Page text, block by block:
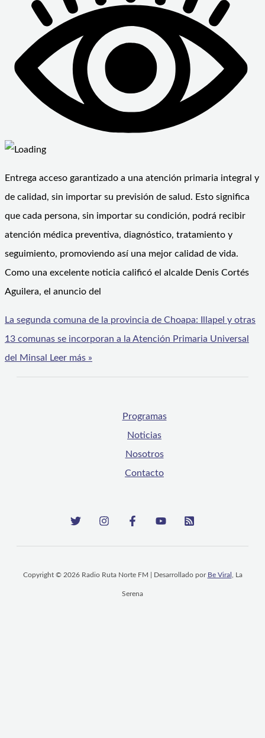
Entrega acceso garantizado a una atención primaria integral y
de calidad, sin importar su previsión de salud. Esto significa
que cada persona, sin importar su condición, podrá recibir
atención médica preventiva, diagnóstico, tratamiento y
seguimiento, promoviendo así una mejor calidad de vida.
Como una excelente noticia calificó el alcalde Denis Cortés
Aguilera, el anuncio del
La segunda comuna de la provincia de Choapa: Illapel y otras
13 comunas se incorporan a la Atención Primaria Universal
del Minsal
Leer más »
Programas
Noticias
Nosotros
Contacto
Copyright © 2026 Radio Ruta Norte FM | Desarrollado por Be Viral , La
Serena